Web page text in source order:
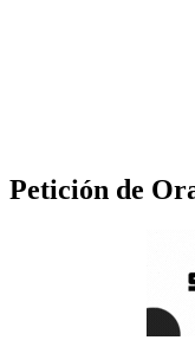
Petición de